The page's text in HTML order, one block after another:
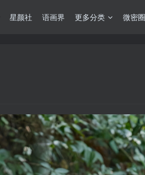
星颜社 语画界 更多分类 微密圈